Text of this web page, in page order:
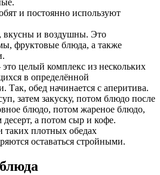
и постоянно используют
вкусны и воздушны. Это
фруктовые блюда, а также
это целый комплекс из нескольких
в определённой
Так, обед начинается с аперитива.
затем закуску, потом блюдо после
блюдо, потом жареное блюдо,
десерт, а потом сыр и кофе.
таких плотных обедах
оставаться стройными.